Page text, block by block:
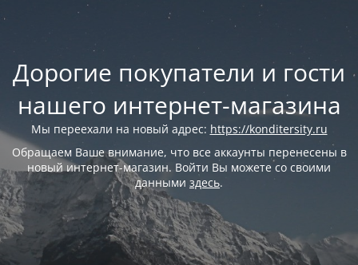
Дорогие покупатели и гости
нашего интернет-магазина
Мы переехали на новый адрес: https://konditersity.ru
Обращаем Ваше внимание, что все аккаунты перенесены в
новый интернет-магазин. Войти Вы можете со своими
данными здесь.